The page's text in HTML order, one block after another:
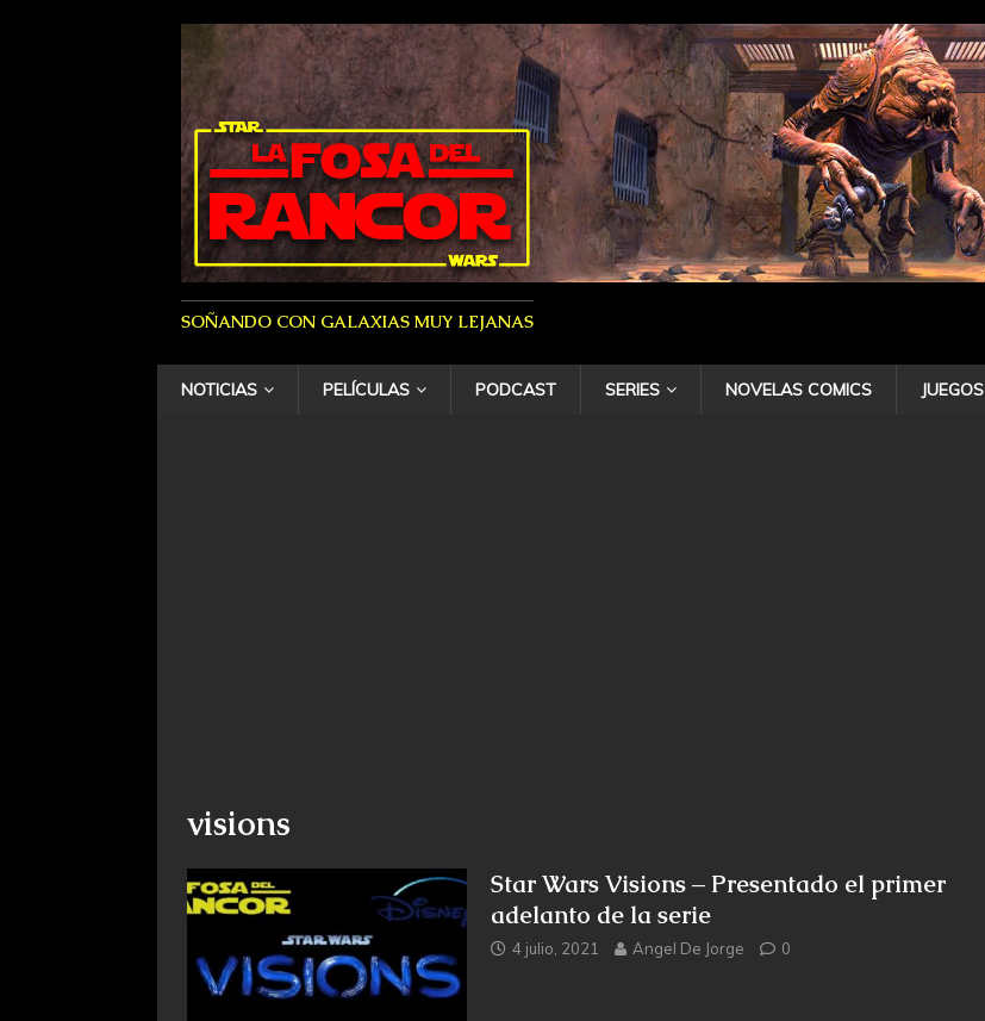
SOÑANDO CON GALAXIAS MUY LEJANAS
NOTICIAS PELÍCULAS PODCAST SERIES NOVELAS COMICS JUEGOS
visions
Star Wars Visions – Presentado el primer
adelanto de la serie
4 julio, 2021 Angel De Jorge 0